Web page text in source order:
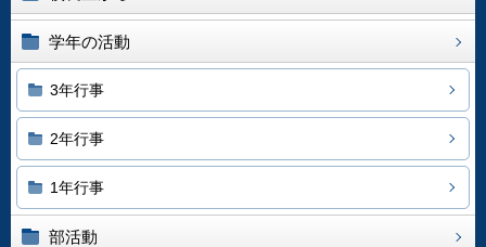
学年の活動
3年行事
2年行事
1年行事
部活動